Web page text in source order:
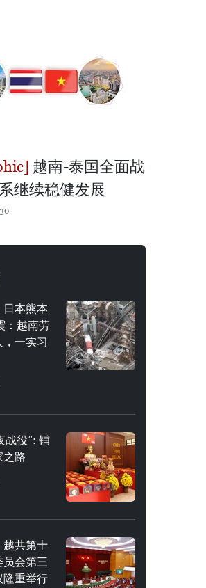
越南-泰国全面战
继续稳健发展
日本熊本
：越南劳
一实习
战役”: 铺
之路
越共第十
员会第三
隆重举行